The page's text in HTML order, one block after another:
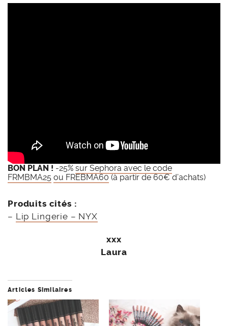
BON PLAN ! -25% sur Sephora avec le code
FRMBMA25 ou FREBMA60(à partir de 60€ d’achats)
Produits cités :
– Lip Lingerie – NYX
xxx
Laura
Articles Similaires